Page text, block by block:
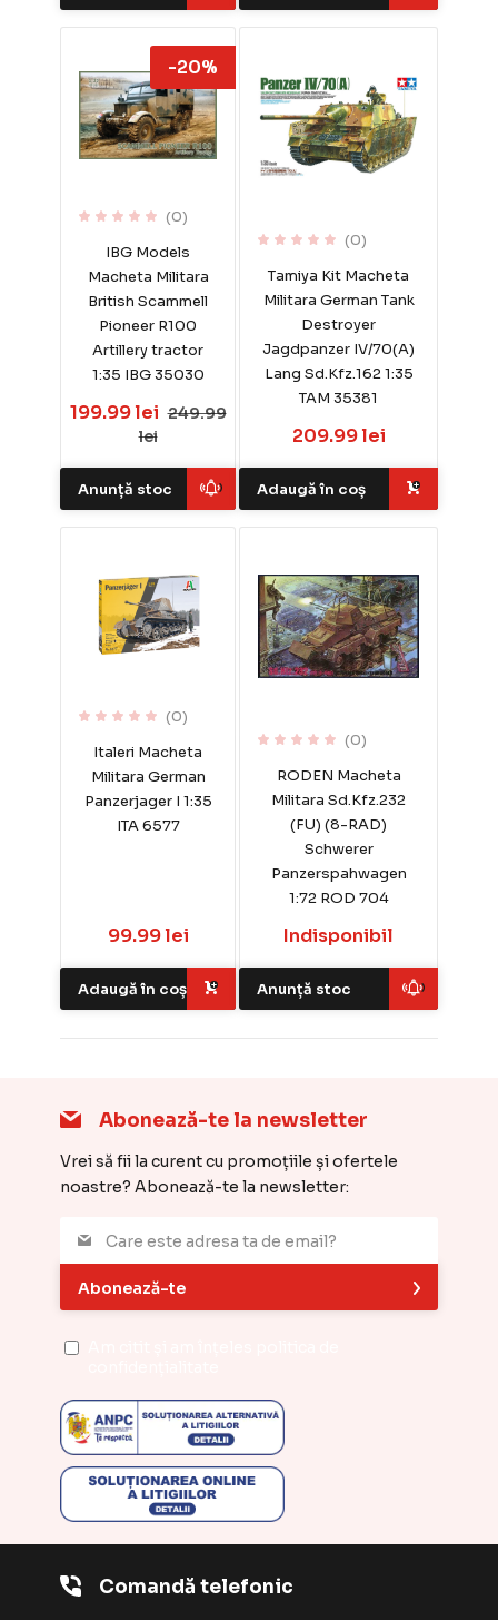
(0)
IBG Models
Macheta Militara
British Scammell
Pioneer R100
Artillery tractor
1:35 IBG 35030
199.99 lei 249.99
lei
-20%
Anunță stoc
(0)
Tamiya Kit Macheta
Militara German Tank
Destroyer
Jagdpanzer IV/70(A)
Lang Sd.Kfz.162 1:35
TAM 35381
209.99 lei
Adaugă în coș
(0)
Italeri Macheta
Militara German
Panzerjager I 1:35
ITA 6577
99.99 lei
Adaugă în coș
(0)
RODEN Macheta
Militara Sd.Kfz.232
(FU) (8-RAD)
Schwerer
Panzerspahwagen
1:72 ROD 704
Indisponibil
Anunță stoc
Comandă telefonic
Abonează-te la newsletter
Vrei să fii la curent cu promoțiile și ofertele
noastre? Abonează-te la newsletter:
Abonează-te